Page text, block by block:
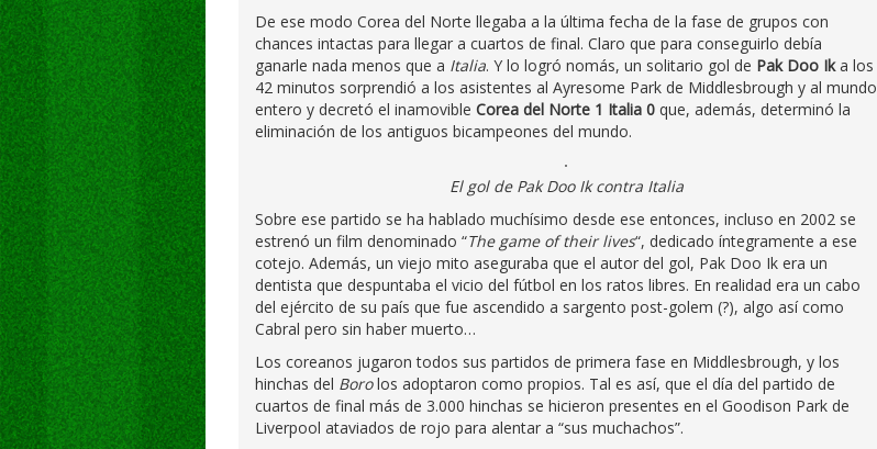
De ese modo Corea del Norte llegaba a la última fecha de la fase de grupos con
chances intactas para llegar a cuartos de final. Claro que para conseguirlo debía
ganarle nada menos que a Italia. Y lo logró nomás, un solitario gol de Pak Doo Ika los
42 minutos sorprendió a los asistentes al Ayresome Park de Middlesbrough y al mundo
entero y decretó el inamovible Corea del Norte 1 Italia 0 que, además, determinó la
eliminación de los antiguos bicampeones del mundo.
El gol de Pak Doo Ik contra Italia
Sobre ese partido se ha hablado muchísimo desde ese entonces, incluso en 2002 se
estrenó un film denominado “The game of their lives“, dedicado íntegramente a ese
cotejo. Además, un viejo mito aseguraba que el autor del gol, Pak Doo Ik era un
dentista que despuntaba el vicio del fútbol en los ratos libres. En realidad era un cabo
del ejército de su país que fue ascendido a sargento post-golem (?), algo así como
Cabral pero sin haber muerto…
Los coreanos jugaron todos sus partidos de primera fase en Middlesbrough, y los
hinchas del Borolos adoptaron como propios. Tal es así, que el día del partido de
cuartos de final más de 3.000 hinchas se hicieron presentes en el Goodison Park de
Liverpool ataviados de rojo para alentar a “sus muchachos”.